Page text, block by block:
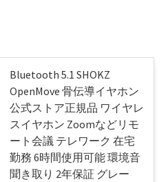
Bluetooth 5.1 SHOKZ
OpenMove 骨伝導イヤホン
公式ストア正規品 ワイヤレ
スイヤホン Zoomなどリモ
ート会議 テレワーク 在宅
勤務 6時間使用可能 環境音
聞き取り 2年保証 グレー